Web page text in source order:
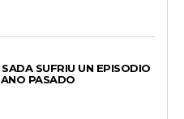
SUFRIU UN EPISODIO
PASADO